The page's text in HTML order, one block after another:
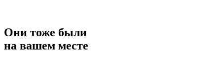
Они тоже были
на вашем месте